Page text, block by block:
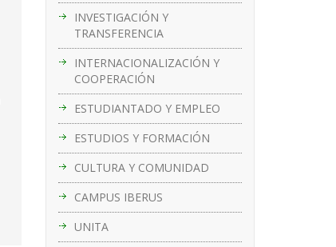
INVESTIGACIÓN Y
TRANSFERENCIA
INTERNACIONALIZACIÓN Y
COOPERACIÓN
ESTUDIANTADO Y EMPLEO
ESTUDIOS Y FORMACIÓN
CULTURA Y COMUNIDAD
CAMPUS IBERUS
UNITA